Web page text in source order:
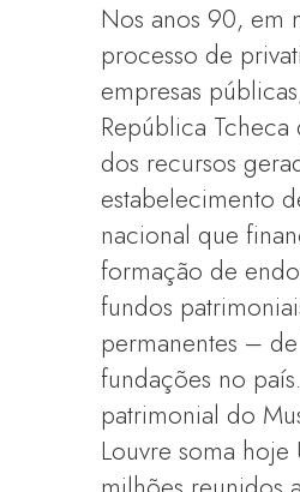
Nos anos 90, em
processo de
empresas
República Tcheca
dos recursos
estabelecimento
nacional que
formação de
fundos
permanentes –
fundações no
patrimonial do
Louvre soma hoje